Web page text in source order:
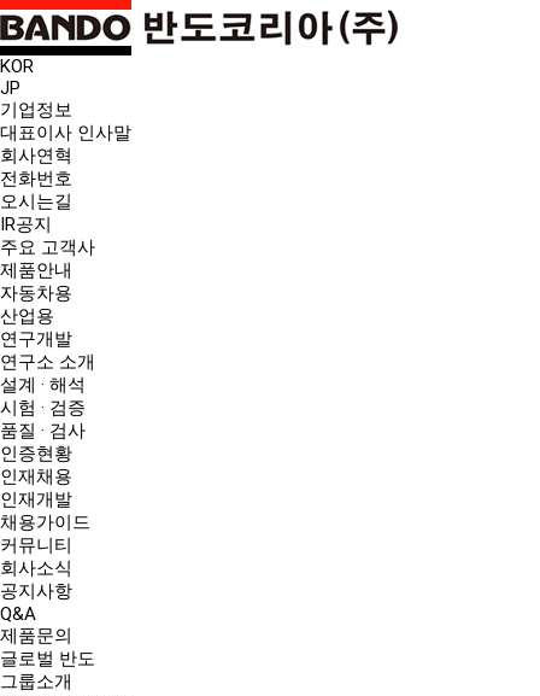
KOR
JP
기업정보
대표이사 인사말
회사연혁
전화번호
오시는길
IR공지
주요 고객사
제품안내
자동차용
산업용
연구개발
연구소 소개
설계 · 해석
시험 · 검증
품질 · 검사
인증현황
인재채용
인재개발
채용가이드
커뮤니티
회사소식
공지사항
Q&A
제품문의
글로벌 반도
그룹소개